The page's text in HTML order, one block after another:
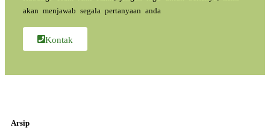
akan menjawab segala pertanyaan anda
Kontak
Arsip